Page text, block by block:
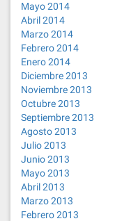
Mayo 2014
Abril 2014
Marzo 2014
Febrero 2014
Enero 2014
Diciembre 2013
Noviembre 2013
Octubre 2013
Septiembre 2013
Agosto 2013
Julio 2013
Junio 2013
Mayo 2013
Abril 2013
Marzo 2013
Febrero 2013